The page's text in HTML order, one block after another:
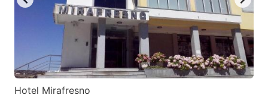
Hotel Mirafresno